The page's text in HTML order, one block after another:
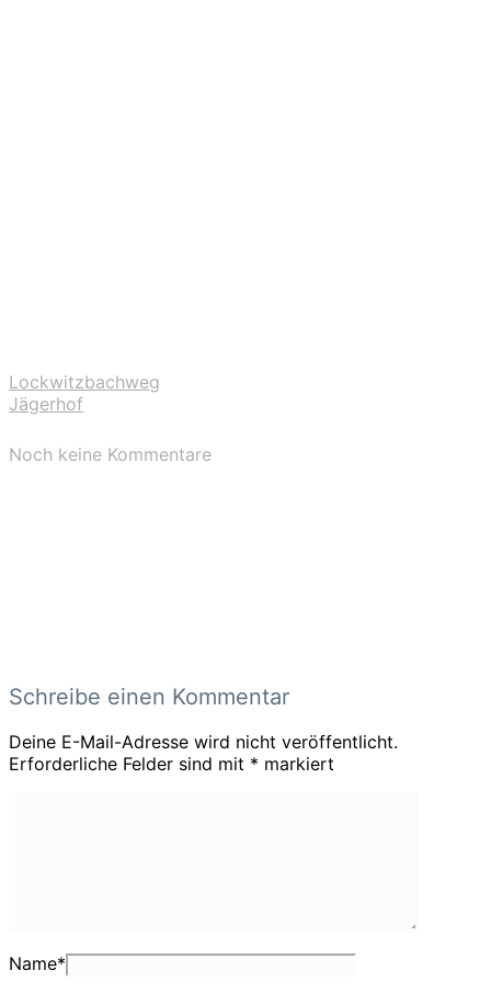
Lockwitzbachweg
Jägerhof
Noch keine Kommentare
Schreibe einen Kommentar
Deine E-Mail-Adresse wird nicht veröffentlicht.
Erforderliche Felder sind mit * markiert
Name*